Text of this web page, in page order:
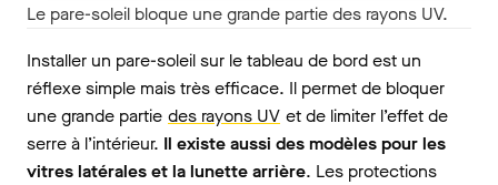
Le pare-soleil bloque une grande partie des rayons UV.
Installer un pare-soleil sur le tableau de bord est un
réflexe simple mais très efficace. Il permet de bloquer
une grande partie des rayons UV et de limiter l’effet de
serre à l’intérieur. Il existe aussi des modèles pour les
vitres latérales et la lunette arrière. Les protections